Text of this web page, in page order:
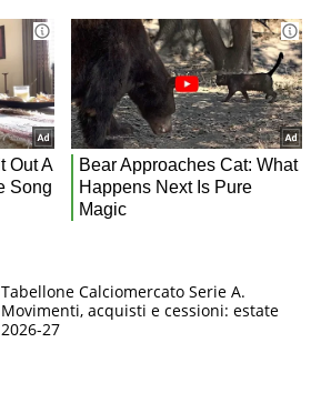
Tabellone Calciomercato Serie A.
Movimenti, acquisti e cessioni: estate
2026-27